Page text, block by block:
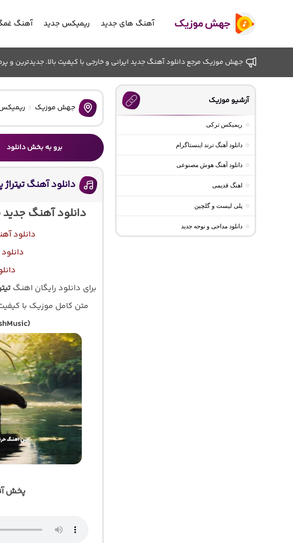
آهنگ های جدید ریمیکس جدید آهنگ
جهش موزیک مرجع دانلود آهنگ جدید ایرانی و خارجی با کیفیت بالا. جدیدترین و
جهش موزیک
برو به بخش دانلود
دانلود آهنگ
دانلود آهنگ جدید
دانلود
برای دانلود رایگان اهنگ
متن کامل موزیک با کیفیت اصلی
پخش
آرشیو موزیک
ریمیکس ترکی
دانلود آهنگ ترند اینستاگرام
دانلود آهنگ هوش مصنوعی
اهنگ قدیمی
پلی لیست و گلچین
دانلود مداحی و نوحه جدید